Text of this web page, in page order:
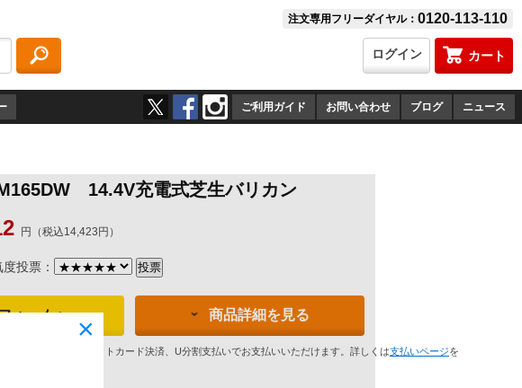
注文専用フリーダイヤル： 0120-113-110
カート
ログイン
ご利用ガイド お問い合わせ ブログ ニュース
14.4V充電式芝生バリカン
円（税込14,423円）
投票：
ォームへ 商品詳細を見る
ニ決済、WEBクレジットカード決済、U分割支払いでお支払いいただけます。詳しくは支払いページを
×